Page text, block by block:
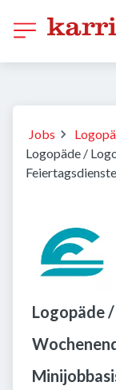
Jobs
Logopäde /
Logopäde